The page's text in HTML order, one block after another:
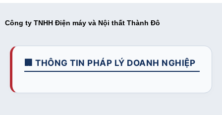
Công ty TNHH Điện máy và Nội thất Thành Đô
🏢 THÔNG TIN PHÁP LÝ DOANH NGHIỆP